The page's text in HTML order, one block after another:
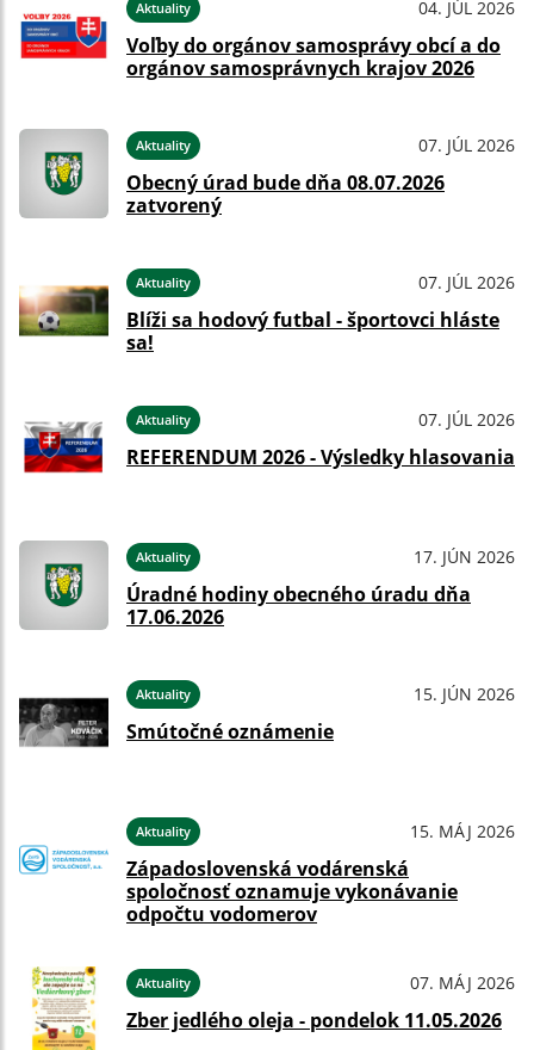
Aktuality 04. JÚL 2026
Voľby do orgánov samosprávy obcí a do
orgánov samosprávnych krajov 2026
Aktuality 07. JÚL 2026
Obecný úrad bude dňa 08.07.2026
zatvorený
Aktuality 07. JÚL 2026
Blíži sa hodový futbal - športovci hláste
sa!
Aktuality 07. JÚL 2026
REFERENDUM 2026 - Výsledky hlasovania
Aktuality 17. JÚN 2026
Úradné hodiny obecného úradu dňa
17.06.2026
Aktuality 15. JÚN 2026
Smútočné oznámenie
Aktuality 15. MÁJ 2026
Západoslovenská vodárenská
spoločnosť oznamuje vykonávanie
odpočtu vodomerov
Aktuality 07. MÁJ 2026
Zber jedlého oleja - pondelok 11.05.2026